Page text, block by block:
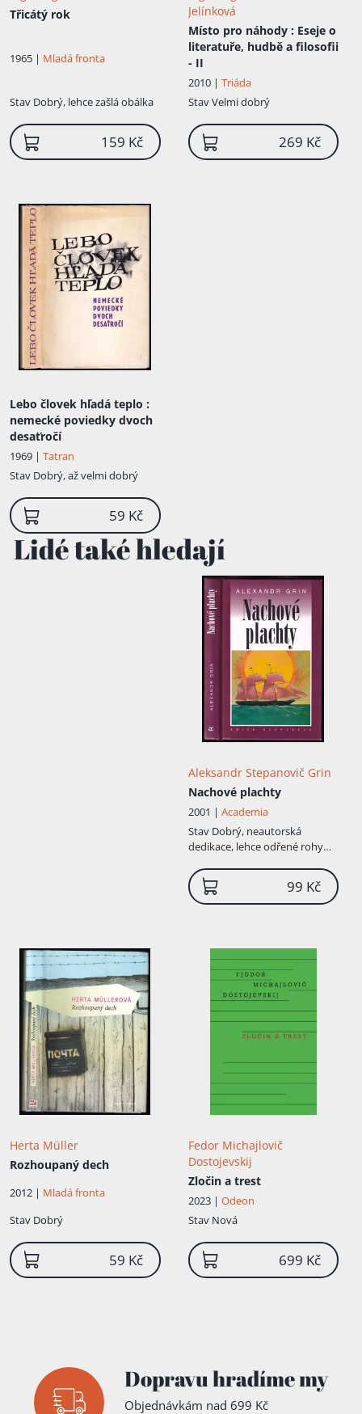
Třicátý rok
1965 | Mladá fronta
Stav Dobrý, lehce zašlá obálka
159 Kč
Jelínková
Místo pro náhody : Eseje o
literatuře, hudbě a filosofii
- II
2010 | Triáda
StavVelmi dobrý
269 Kč
Lebo človek hľadá teplo :
nemecké poviedky dvoch
desaťročí
1969 | Tatran
Stav Dobrý, až velmi dobrý
59 Kč
Lidé také hledají
Aleksandr Stepanovič Grin
Nachové plachty
2001 | Academia
Stav Dobrý, neautorská
dedikace, lehce odřené rohy
99 Kč
Herta Müller
Rozhoupaný dech
2012 | Mladá fronta
Stav Dobrý
59 Kč
Fedor Michajlovič
Dostojevskij
Zločin a trest
2023 | Odeon
Stav Nová
699 Kč
Dopravu hradíme my
Objednávkám nad 699 Kč